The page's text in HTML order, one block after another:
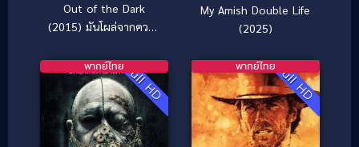
Out of the Dark
(2015) มันโผล่จากความ
My Amish Double Life
(2025)
Full HD
พากย์ไทย Full HD
พากย์ไทย